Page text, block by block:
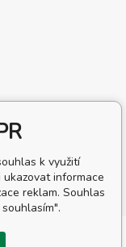
s.r.o.
k využití
informace
reklam. Souhlas